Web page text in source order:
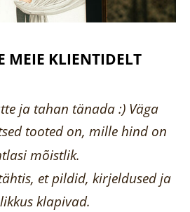
MEIE KLIENTIDELT
ja tahan tänada :) Väga
tooted on, mille hind on
mõistlik.
et pildid, kirjeldused ja
klapivad.